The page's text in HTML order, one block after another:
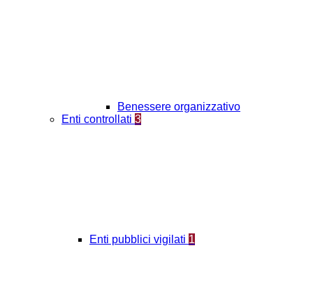
Benessere organizzativo
Enti controllati 3
Enti pubblici vigilati 1